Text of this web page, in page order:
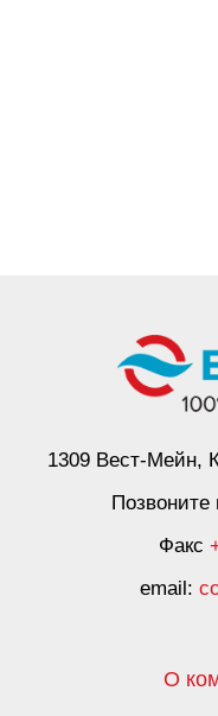
1309 Вест-Мейн,
Позвоните
Факс
email:
О